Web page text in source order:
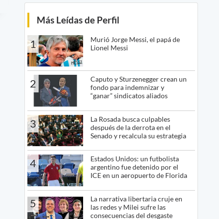
Más Leídas de Perfil
1
Murió Jorge Messi, el papá de
Lionel Messi
2
Caputo y Sturzenegger crean un
fondo para indemnizar y
“ganar” sindicatos aliados
3
La Rosada busca culpables
después de la derrota en el
Senado y recalcula su estrategia
4
Estados Unidos: un futbolista
argentino fue detenido por el
ICE en un aeropuerto de Florida
5
La narrativa libertaria cruje en
las redes y Milei sufre las
consecuencias del desgaste